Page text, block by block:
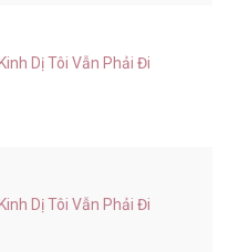
Dị Tôi Vẫn Phải Đi
Dị Tôi Vẫn Phải Đi